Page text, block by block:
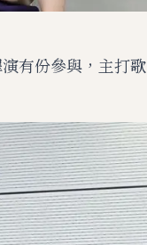
有份參與，主打歌